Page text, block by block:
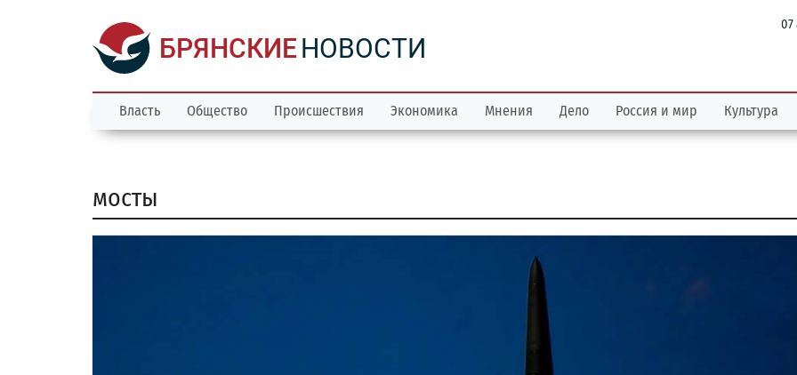
БРЯНСКИЕНОВОСТИ
07
Власть Общество Происшествия Экономика Мнения Дело Россия и мир Культура
мосты